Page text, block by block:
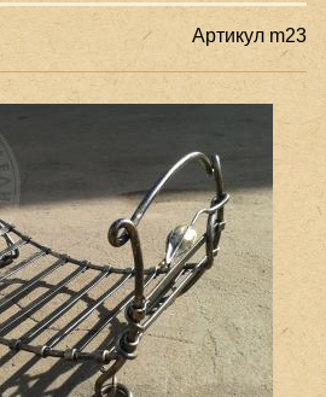
Артикул m23